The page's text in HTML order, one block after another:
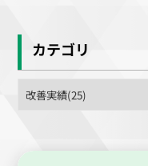
カテゴリ